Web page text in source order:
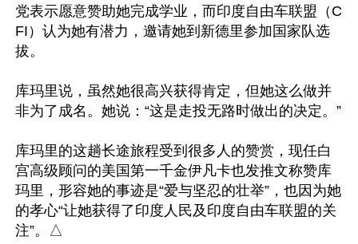
党表示愿意赞助她完成学业，而印度自由车联盟（C
FI）认为她有潜力，邀请她到新德里参加国家队选
拔。
库玛里说，虽然她很高兴获得肯定，但她这么做并
非为了成名。她说：“这是走投无路时做出的决定。”
库玛里的这趟长途旅程受到很多人的赞赏，现任白
宫高级顾问的美国第一千金伊凡卡也发推文称赞库
玛里，形容她的事迹是“爱与坚忍的壮举”，也因为她
的孝心“让她获得了印度人民及印度自由车联盟的关